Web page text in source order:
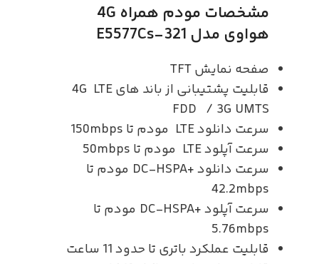
مشخصات مودم همراه 4G
هواوی مدل E5577Cs-321
صفحه نمایش TFT
قابلیت پشتیبانی از باند های 4G LTE
FDD / 3G UMTS
سرعت دانلود LTE مودم تا 150mbps
سرعت آپلود LTE مودم تا 50mbps
سرعت دانلود +DC-HSPA مودم تا
42.2mbps
سرعت آپلود +DC-HSPA مودم تا
5.76mbps
قابلیت عملکرد باتری تا حدود 11 ساعت